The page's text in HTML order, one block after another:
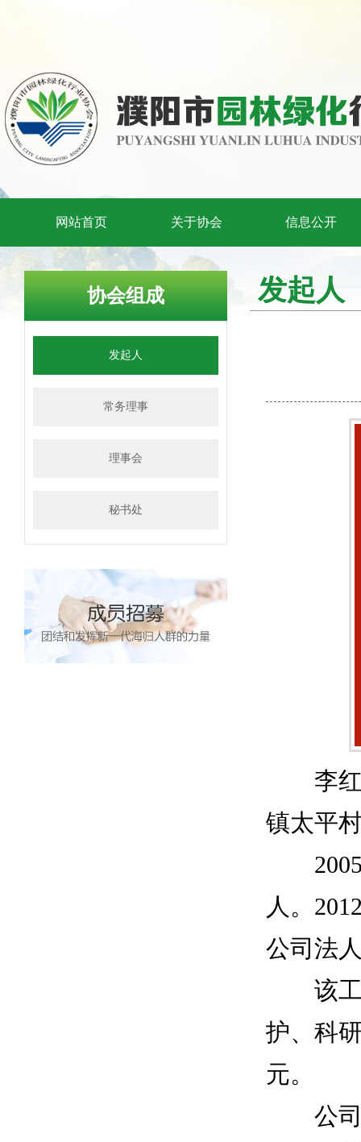
网站首页 关于协会 信息公开
协会组成
发起人
常务理事
理事会
秘书处
发起人
李红
镇太平
2005
人。
公司法
该工
护、科
元。
公司